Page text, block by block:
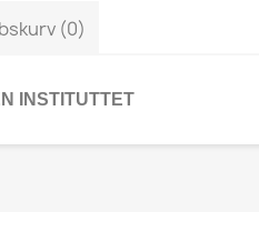
(0)
INSTITUTTET